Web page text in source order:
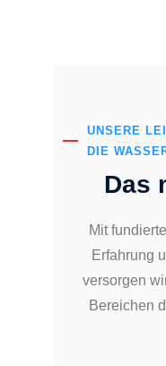
UNSERE
DIE
Das
Mit
Erfahrung
versorgen
Bereichen